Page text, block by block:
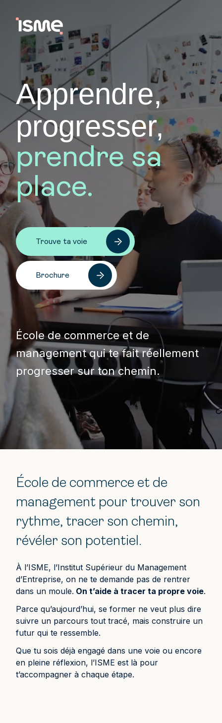
Apprendre,
progresser,
prendre sa
place.
Trouve ta voie
Brochure
École de commerce et de
management qui te fait réellement
progresser sur ton chemin.
École de commerce et de
management pour trouver son
rythme, tracer son chemin,
révéler son potentiel.
À l’ISME, l’Institut Supérieur du Management
d’Entreprise, on ne te demande pas de rentrer
dans un moule. On t’aide à tracer ta propre voie.
Parce qu’aujourd’hui, se former ne veut plus dire
suivre un parcours tout tracé, mais construire un
futur qui te ressemble.
Que tu sois déjà engagé dans une voie ou encore
en pleine réflexion, l’ISME est là pour
t’accompagner à chaque étape.